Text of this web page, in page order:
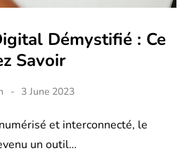
Démystifié : Ce
Savoir
3 June 2023
et interconnecté, le
un outil…